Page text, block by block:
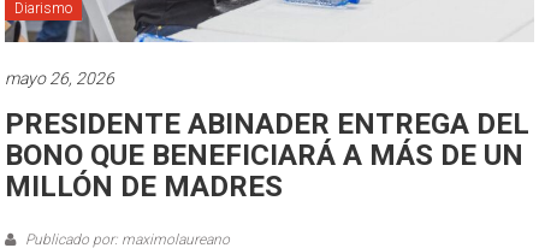
Diarismo
mayo 26, 2026
PRESIDENTE ABINADER ENTREGA DEL
BONO QUE BENEFICIARÁ A MÁS DE UN
MILLÓN DE MADRES
Publicado por: maximolaureano